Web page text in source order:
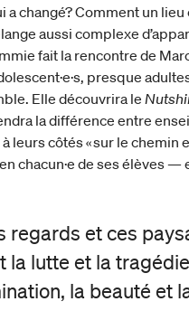
changé? Comment un
aussi complexe
fait la rencontre de
presque
Elle découvrira le
la différence entre
leurs côtés « sur le chemin
chacun·e de ses élèves
regards et ces
la lutte et la
la beauté et